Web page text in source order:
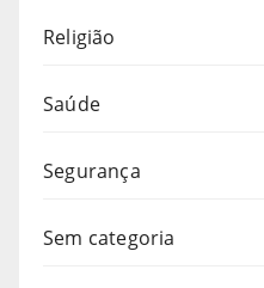
Religião
Saúde
Segurança
Sem categoria